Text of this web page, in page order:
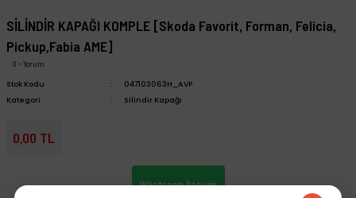
SİLİNDİR KAPAĞI KOMPLE [Skoda Favorit, Forman, Felicia,
Pickup,Fabia AME]
0 - Yorum
Stok Kodu
047103063H_AVP
Kategori
Silindir Kapağı
0,00 TL
Whatsapp İletişim